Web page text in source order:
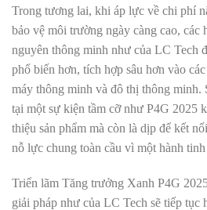
Trong tương lai, khi áp lực về chi phí
bảo vệ môi trường ngày càng cao, các
nguyên thông minh như của LC Tech
phổ biến hơn, tích hợp sâu hơn vào
máy thông minh và đô thị thông minh.
tại một sự kiện tầm cỡ như P4G 2025
thiệu sản phẩm mà còn là dịp để kết
nỗ lực chung toàn cầu vì một hành
Triển lãm Tăng trưởng Xanh P4G
giải pháp như của LC Tech sẽ tiếp tục